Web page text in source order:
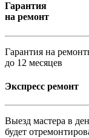
Гарантия
на ремонт
Гарантия на
до 12 месяцев
Экспресс ремонт
Выезд мастера в
будет